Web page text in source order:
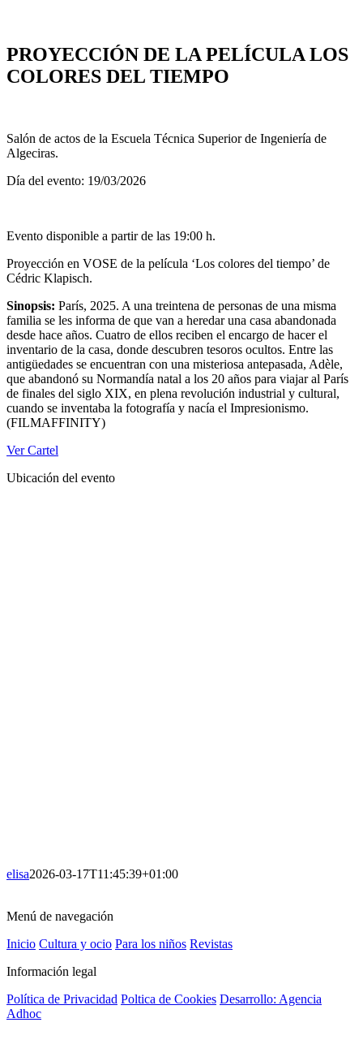
PROYECCIÓN DE LA PELÍCULA LOS
COLORES DEL TIEMPO
Salón de actos de la Escuela Técnica Superior de Ingeniería de
Algeciras.
Día del evento: 19/03/2026
Evento disponible a partir de las 19:00 h.
Proyección en VOSE de la película ‘Los colores del tiempo’ de
Cédric Klapisch.
Sinopsis: París, 2025. A una treintena de personas de una misma
familia se les informa de que van a heredar una casa abandonada
desde hace años. Cuatro de ellos reciben el encargo de hacer el
inventario de la casa, donde descubren tesoros ocultos. Entre las
antigüedades se encuentran con una misteriosa antepasada, Adèle,
que abandonó su Normandía natal a los 20 años para viajar al París
de finales del siglo XIX, en plena revolución industrial y cultural,
cuando se inventaba la fotografía y nacía el Impresionismo.
(FILMAFFINITY)
Ver Cartel
Ubicación del evento
elisa2026-03-17T11:45:39+01:00
Menú de navegación
Inicio Cultura y ocio Para los niños Revistas
Información legal
Política de Privacidad Poltica de Cookies Desarrollo: Agencia
Adhoc